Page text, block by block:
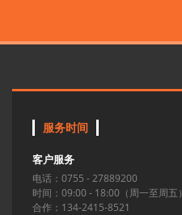
服务时间
客户服务
电话：0755 - 27889200
时间：09:00 - 18:00（周一至周五）
合作：134-2415-8521